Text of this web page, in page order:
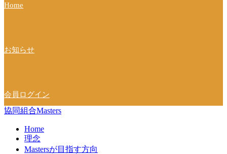
ョ
Home
お知らせ
会員ログイン
協同組合Masters
Home
理念
Mastersが目指す方向